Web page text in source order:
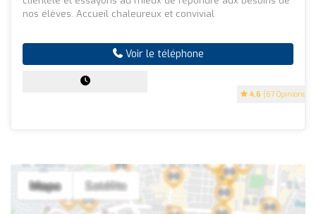
4.6 (67 Opinions)
nos élèves. Accueil chaleureux et convivial
Voir le téléphone